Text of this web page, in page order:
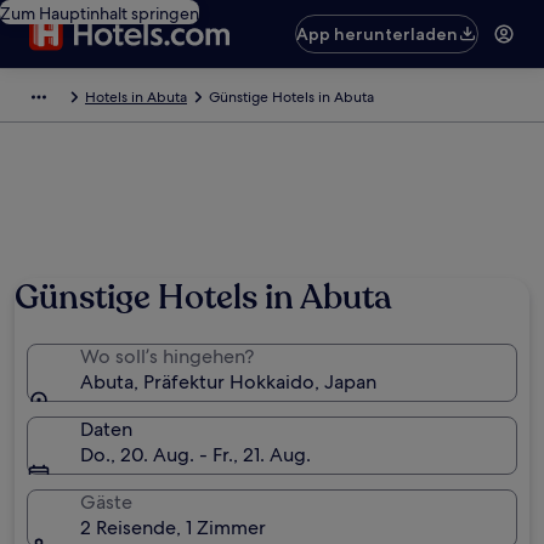
Zum Hauptinhalt springen
App herunterladen
Hotels in Abuta Günstige Hotels in Abuta
Günstige Hotels in Abuta
Wo soll’s hingehen?
Abuta, Präfektur Hokkaido, Japan
Daten
Do., 20. Aug. - Fr., 21. Aug.
Gäste
2 Reisende, 1 Zimmer